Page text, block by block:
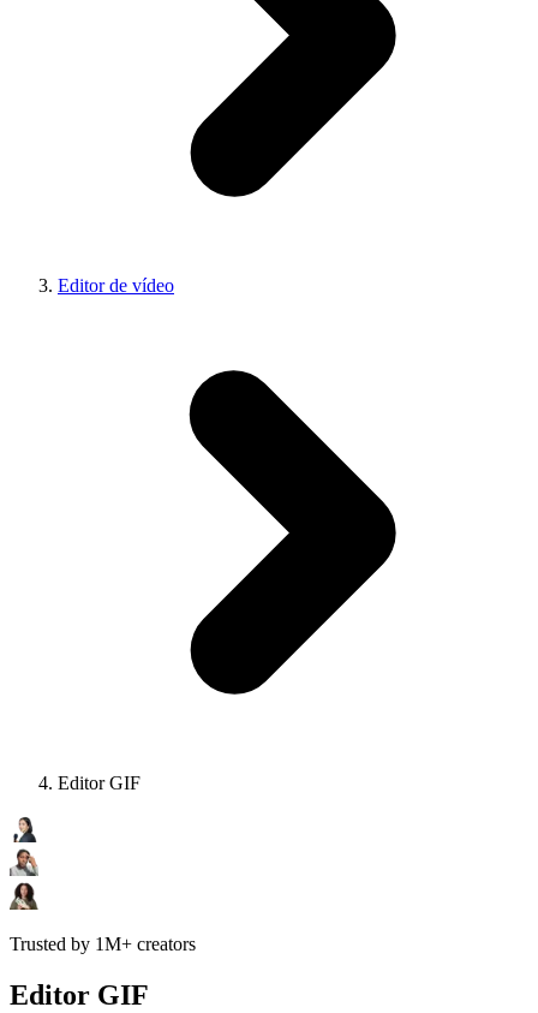
Editor de vídeo
Editor GIF
Trusted by 1M+ creators
Editor GIF